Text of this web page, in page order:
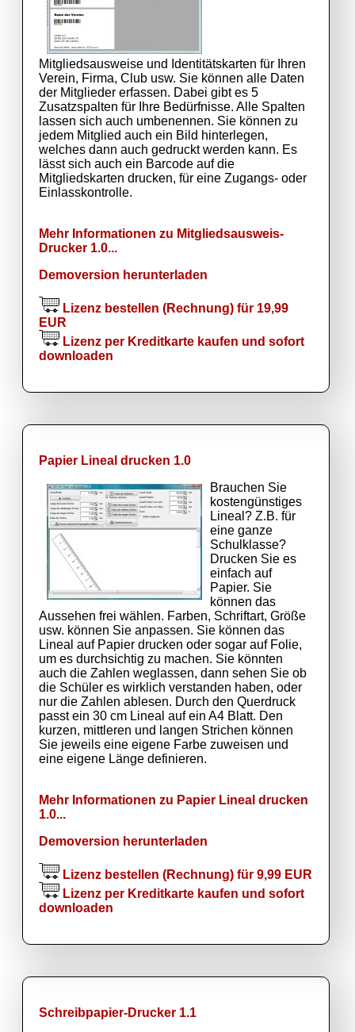
Mitgliedsausweise und Identitätskarten für Ihren
Verein, Firma, Club usw. Sie können alle Daten
der Mitglieder erfassen. Dabei gibt es 5
Zusatzspalten für Ihre Bedürfnisse. Alle Spalten
lassen sich auch umbenennen. Sie können zu
jedem Mitglied auch ein Bild hinterlegen,
welches dann auch gedruckt werden kann. Es
lässt sich auch ein Barcode auf die
Mitgliedskarten drucken, für eine Zugangs- oder
Einlasskontrolle.
Mehr Informationen zu Mitgliedsausweis-
Drucker 1.0...
Demoversion herunterladen
Lizenz bestellen (Rechnung) für 19,99
EUR
Lizenz per Kreditkarte kaufen und sofort
downloaden
Papier Lineal drucken 1.0
Brauchen Sie
kostengünstiges
Lineal? Z.B. für
eine ganze
Schulklasse?
Drucken Sie es
einfach auf
Papier. Sie
können das
Aussehen frei wählen. Farben, Schriftart, Größe
usw. können Sie anpassen. Sie können das
Lineal auf Papier drucken oder sogar auf Folie,
um es durchsichtig zu machen. Sie könnten
auch die Zahlen weglassen, dann sehen Sie ob
die Schüler es wirklich verstanden haben, oder
nur die Zahlen ablesen. Durch den Querdruck
passt ein 30 cm Lineal auf ein A4 Blatt. Den
kurzen, mittleren und langen Strichen können
Sie jeweils eine eigene Farbe zuweisen und
eine eigene Länge definieren.
Mehr Informationen zu Papier Lineal drucken
1.0...
Demoversion herunterladen
Lizenz bestellen (Rechnung) für 9,99 EUR
Lizenz per Kreditkarte kaufen und sofort
downloaden
Schreibpapier-Drucker 1.1